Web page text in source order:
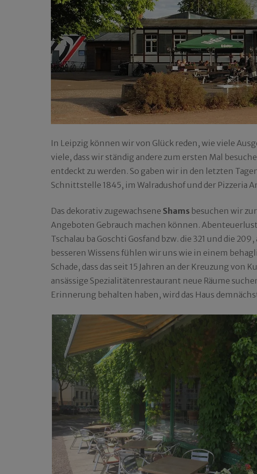
In Leipzig können wir von Glück reden, wie viele
viele, dass wir ständig andere zum ersten Mal
entdeckt zu werden. So gaben wir in den letzten
Schnittstelle 1845, im Walradushof und der Pizzeria
Das dekorativ zugewachsene Shams besuchen wir
Angeboten Gebrauch machen können.
Tschalau ba Goschti Gosfand bzw. die 321 und die
besseren Wissens fühlen wir uns wie in einem
Schade, dass das seit 15 Jahren an der Kreuzung
ansässige Spezialitätenrestaurant neue Räume
Erinnerung behalten haben, wird das Haus